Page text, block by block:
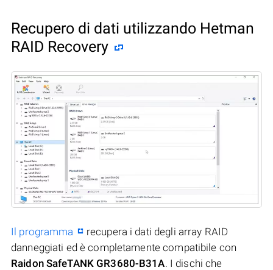
Recupero di dati utilizzando Hetman
RAID Recovery
Il programma
recupera i dati degli array RAID
danneggiati ed è completamente compatibile con
Raidon SafeTANK GR3680-B31A. I dischi che